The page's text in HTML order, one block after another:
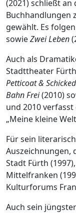
(2021) schließt
Buchhandlungen
gewählt. Es folgen
sowieZwei Leben
Auch als
Stadttheater
Petticoat &
Bahn Frei(2010)
und 2010
„Meine kleine
Für sein
Stadt Fürth
Mittelfranken
Kulturforums
Auch sein